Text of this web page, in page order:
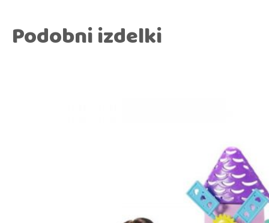
Podobni izdelki